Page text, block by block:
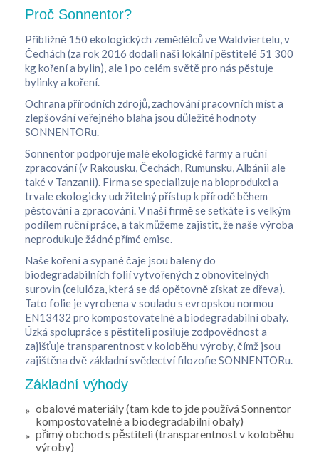
Proč Sonnentor?
Přibližně 150 ekologických zemědělců ve Waldviertelu, v
Čechách (za rok 2016 dodali naši lokální pěstitelé 51 300
kg koření a bylin), ale i po celém světě pro nás pěstuje
bylinky a koření.
Ochrana přírodních zdrojů, zachování pracovních míst a
zlepšování veřejného blaha jsou důležité hodnoty
SONNENTORu.
Sonnentor podporuje malé ekologické farmy a ruční
zpracování (v Rakousku, Čechách, Rumunsku, Albánii ale
také v Tanzanii). Firma se specializuje na bioprodukci a
trvale ekologicky udržitelný přístup k přírodě během
pěstování a zpracování. V naší firmě se setkáte i s velkým
podílem ruční práce, a tak můžeme zajistit, že naše výroba
neprodukuje žádné přímé emise.
Naše koření a sypané čaje jsou baleny do
biodegradabilních folií vytvořených z obnovitelných
surovin (celulóza, která se dá opětovně získat ze dřeva).
Tato folie je vyrobena v souladu s evropskou normou
EN13432 pro kompostovatelné a biodegradabilní obaly.
Úzká spolupráce s pěstiteli posiluje zodpovědnost a
zajišťuje transparentnost v koloběhu výroby, čímž jsou
zajištěna dvě základní svědectví filozofie SONNENTORu.
Základní výhody
obalové materiály (tam kde to jde používá Sonnentor
kompostovatelné a biodegradabilní obaly)
přímý obchod s pěstiteli (transparentnost v koloběhu
výroby)